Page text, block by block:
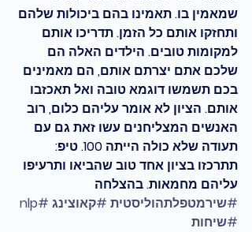
שמאמין בו. תאמינו בהם ביכולות שלהם
ותחזקו אותם כל הזמן. תדריכו אותם
למקומות טובים. הילדים האלה הם
שלכם אתם יצרתם אותם, הם מאמינים
בכם תשמשו דוגמא טובה ואל תאכזבו
אותם. הציון לא אומר עליהם כלום, רוב
האנשים המצליחנים עשו זאת גם עם
תעודה שלא כולה הייתה 100. טיפ:
תתרכזו בציון אחד טוב שהביאו ותרעיפו
עליהם מחמאות. בהצלחה
#שירמטפלתהוליסטית #קאוצינג #nlp
#שיחות